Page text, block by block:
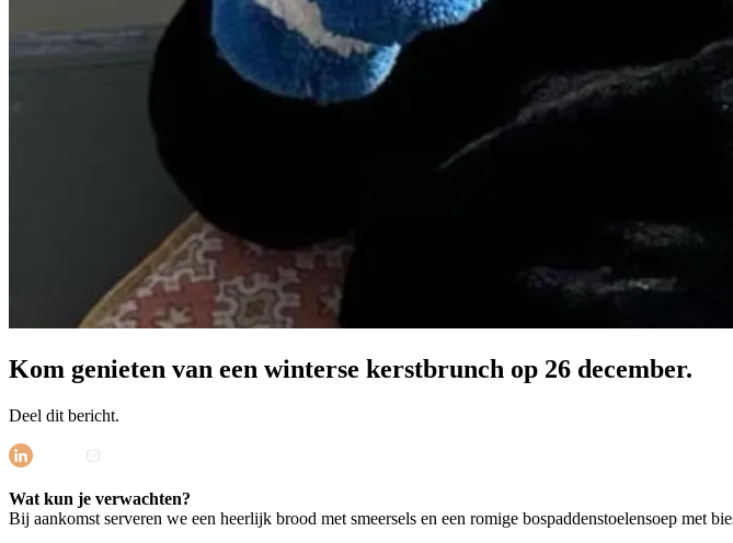
Kom genieten van een winterse kerstbrunch op 26 december.
Deel dit bericht.
Wat kun je verwachten?
Bij aankomst serveren we een heerlijk brood met smeersels en een romige bospaddenstoelensoep met